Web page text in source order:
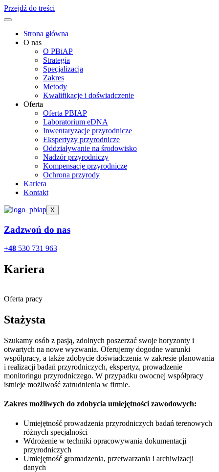
Przejdź do treści
Strona główna
O nas
O PBiAP
Strategia
Specjalizacja
Zakres
Metody
Kwalifikacje i doświadczenie
Oferta
Oferta PBIAP
Laboratorium eDNA
Inwentaryzacje przyrodnicze
Ekspertyzy przyrodnicze
Oddziaływanie na środowisko
Nadzór przyrodniczy​
Kompensacje przyrodnicze
Ochrona przyrody
Kariera
Kontakt
X
Zadzwoń do nas
+48 530 731 963
Kariera
Oferta pracy
Stażysta
Szukamy osób z pasją, zdolnych poszerzać swoje horyzonty i
otwartych na nowe wyzwania. Oferujemy dogodne warunki
współpracy, a także zdobycie doświadczenia w zakresie planowania
i realizacji badań przyrodniczych, ekspertyz, prowadzenie
monitoringu przyrodniczego. W przypadku owocnej współpracy
istnieje możliwość zatrudnienia w firmie.
Zakres możliwych do zdobycia umiejętności zawodowych:
Umiejętność prowadzenia przyrodniczych badań terenowych
różnych specjalności
Wdrożenie w techniki opracowywania dokumentacji
przyrodniczych
Umiejętność gromadzenia, przetwarzania i archiwizacji
danych